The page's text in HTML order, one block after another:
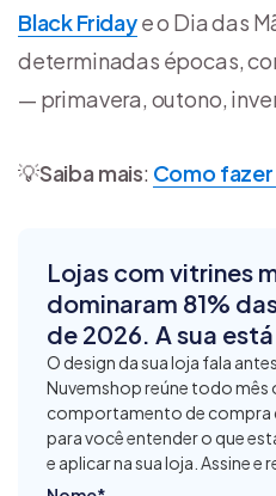
Black Fridaye o Dia das
determinadas épocas,
— primavera, outono,
💡Saiba mais: Como
Lojas com vitrines
dominaram 81%
de 2026. A sua
O design da sua loja fala
Nuvemshop reúne todo mês
comportamento de compra
para você entender o que
e aplicar na sua loja. Assine e